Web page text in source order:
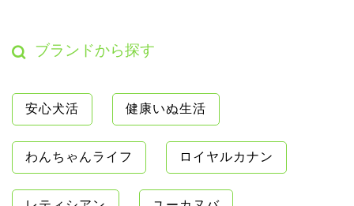
ブランドから探す
安心犬活 健康いぬ生活
わんちゃんライフ ロイヤルカナン